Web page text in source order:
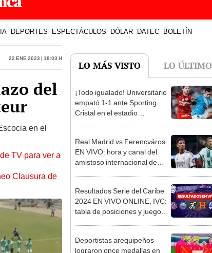
DEPORTES ESPECTÁCULOS DÓLAR DATEC BOLETÍN
22 Ene 2023 | 18:03 h
del
en el
TV para ver a
Clausura de
LO MÁS VISTO LO ÚLTIMO
¡Todo igualado! Universitario
empató 1-1 ante Sporting
Cristal en el estadio
Real Madrid vs Ferencváros
EN VIVO: hora y canal del
amistoso internacional de
Resultados Serie del Caribe
2024 EN VIVO ONLINE, IVC:
tabla de posiciones y juegos
Deportistas arequipeños
lograron once medallas en